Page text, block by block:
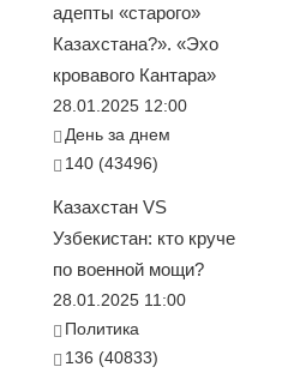
адепты «старого»
Казахстана?». «Эхо
кровавого Кантара»
28.01.2025 12:00
День за днем
140 (43496)
Казахстан VS
Узбекистан: кто круче
по военной мощи?
28.01.2025 11:00
Политика
136 (40833)